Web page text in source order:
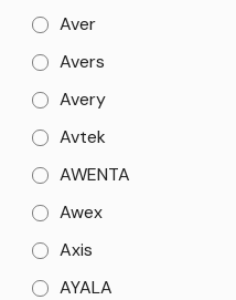
Aver
Avers
Avery
Avtek
AWENTA
Awex
Axis
AYALA